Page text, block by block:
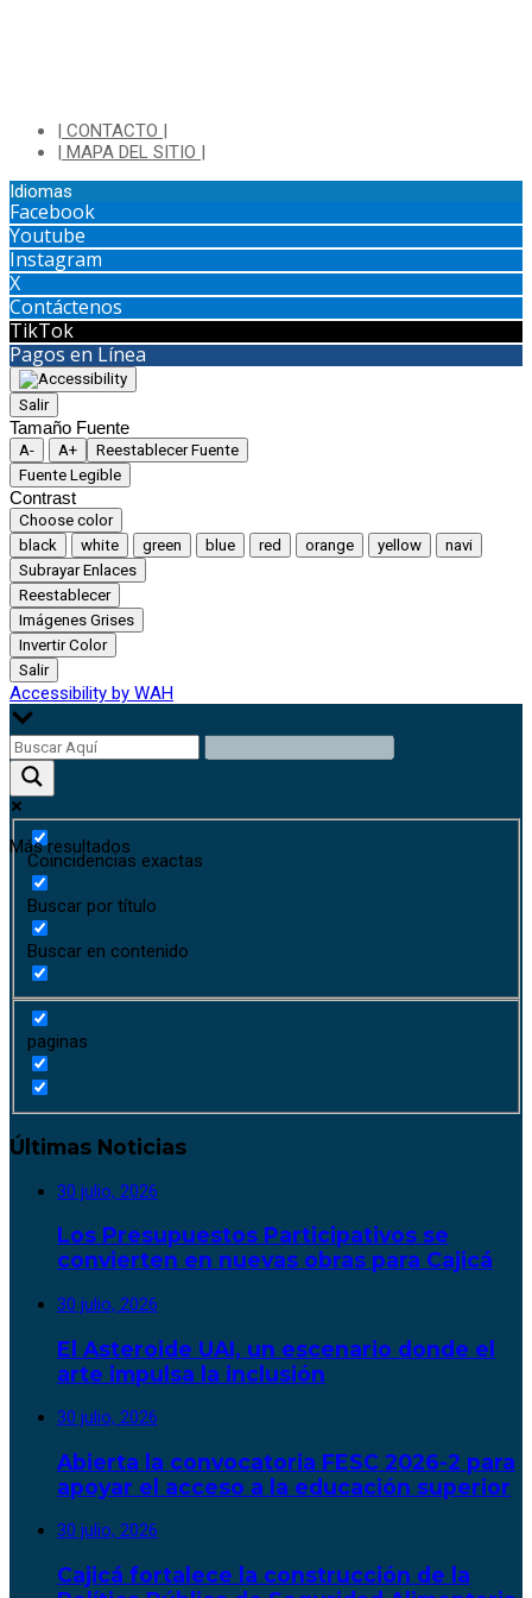
| CONTACTO |
| MAPA DEL SITIO |
Idiomas
Facebook
Youtube
Instagram
X
Contáctenos
TikTok
Pagos en Línea
Salir
Tamaño Fuente
A- A+
Reestablecer Fuente
Fuente Legible
Contrast
Choose color
black
white green blue red orange yellow
navi
Subrayar Enlaces
Reestablecer
Imágenes Grises
Invertir Color
Salir
Accessibility by WAH
Más resultados
Coincidencias exactas
Buscar por título
Buscar en contenido
paginas
Últimas Noticias
30 julio, 2026
Los Presupuestos Participativos se
convierten en nuevas obras para Cajicá
30 julio, 2026
El Asteroide UAI, un escenario donde el
arte impulsa la inclusión
30 julio, 2026
Abierta la convocatoria FESC 2026-2 para
apoyar el acceso a la educación superior
30 julio, 2026
Cajicá fortalece la construcción de la